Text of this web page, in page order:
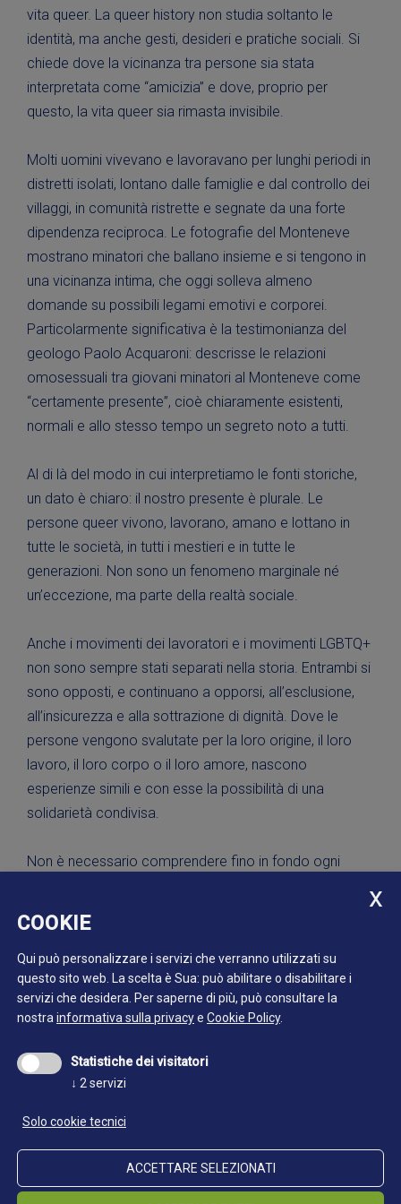
vita queer. La queer history non studia soltanto le
identità, ma anche gesti, desideri e pratiche sociali. Si
chiede dove la vicinanza tra persone sia stata
interpretata come “amicizia” e dove, proprio per
questo, la vita queer sia rimasta invisibile.
Molti uomini vivevano e lavoravano per lunghi periodi in
distretti isolati, lontano dalle famiglie e dal controllo dei
villaggi, in comunità ristrette e segnate da una forte
dipendenza reciproca. Le fotografie del Monteneve
mostrano minatori che ballano insieme e si tengono in
una vicinanza intima, che oggi solleva almeno
domande su possibili legami emotivi e corporei.
Particolarmente significativa è la testimonianza del
geologo Paolo Acquaroni: descrisse le relazioni
omosessuali tra giovani minatori al Monteneve come
“certamente presente”, cioè chiaramente esistenti,
normali e allo stesso tempo un segreto noto a tutti.
Al di là del modo in cui interpretiamo le fonti storiche,
un dato è chiaro: il nostro presente è plurale. Le
persone queer vivono, lavorano, amano e lottano in
tutte le società, in tutti i mestieri e in tutte le
generazioni. Non sono un fenomeno marginale né
un’eccezione, ma parte della realtà sociale.
Anche i movimenti dei lavoratori e i movimenti LGBTQ+
non sono sempre stati separati nella storia. Entrambi si
sono opposti, e continuano a opporsi, all’esclusione,
all’insicurezza e alla sottrazione di dignità. Dove le
persone vengono svalutate per la loro origine, il loro
lavoro, il loro corpo o il loro amore, nascono
esperienze simili e con esse la possibilità di una
solidarietà condivisa.
Non è necessario comprendere fino in fondo ogni
l’esperienza personale. La diversità, inoltre, non è un
tema soltanto europeo. Molte culture conoscono
forme proprie di pluralità di genere e sessuale. Il Pride
ricorda che visibilità, protezione e pari dignità devono
Minatori ballano insieme al Monteneve.
Continua a leggere:
COOKIE
Qui può personalizzare i servizi che verranno utilizzati su
questo sito web. La scelta è Sua: può abilitare o disabilitare i
servizi che desidera. Per saperne di più, può consultare la
nostra informativa sulla privacye Cookie Policy.
Statistiche dei visitatori
↓ 2 servizi
Solo cookie tecnici
ACCETTARE SELEZIONATI